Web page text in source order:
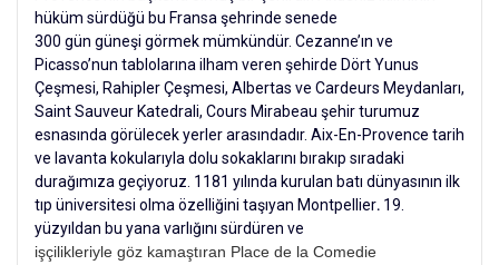
hüküm sürdüğü bu Fransa şehrinde senede
300 gün güneşi görmek mümkündür. Cezanne’ın ve
Picasso’nun tablolarına ilham veren şehirde Dört Yunus
Çeşmesi, Rahipler Çeşmesi, Albertas ve Cardeurs Meydanları,
Saint Sauveur Katedrali, Cours Mirabeau şehir turumuz
esnasında görülecek yerler arasındadır. Aix-En-Provence tarih
ve lavanta kokularıyla dolu sokaklarını bırakıp sıradaki
durağımıza geçiyoruz. 1181 yılında kurulan batı dünyasının ilk
tıp üniversitesi olma özelliğini taşıyan Montpellier. 19.
yüzyıldan bu yana varlığını sürdüren ve
işçilikleriyle göz kamaştıran Place de la Comedie